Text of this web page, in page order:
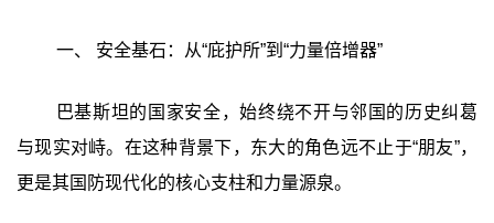
一、 安全基石：从“庇护所”到“力量倍增器”‍
巴基斯坦的国家安全，始终绕不开与邻国的历史纠葛
与现实对峙。在这种背景下，东大的角色远不止于“朋友”，
更是其国防现代化的核心支柱和力量源泉。